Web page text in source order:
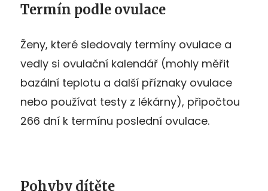
Termín podle ovulace
Ženy, které sledovaly termíny ovulace a
vedly si ovulační kalendář (mohly měřit
bazální teplotu a další příznaky ovulace
nebo používat testy z lékárny), připočtou
266 dní k termínu poslední ovulace.
Pohyby dítěte